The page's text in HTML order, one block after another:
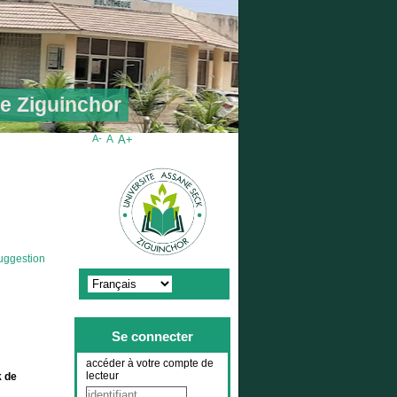
Ziguinchor
de
A- A A+
Se connecter
accéder à votre compte de
lecteur